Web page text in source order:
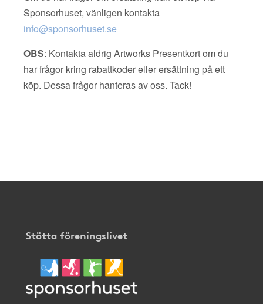
Sponsorhuset, vänligen kontakta
info@sponsorhuset.se
OBS: Kontakta aldrig Artworks Presentkort om du
har frågor kring rabattkoder eller ersättning på ett
köp. Dessa frågor hanteras av oss. Tack!
Stötta föreningslivet